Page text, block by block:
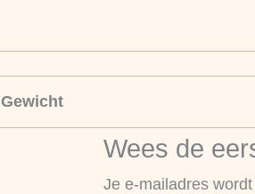
Gewicht
Wees de
Je e-mailadres